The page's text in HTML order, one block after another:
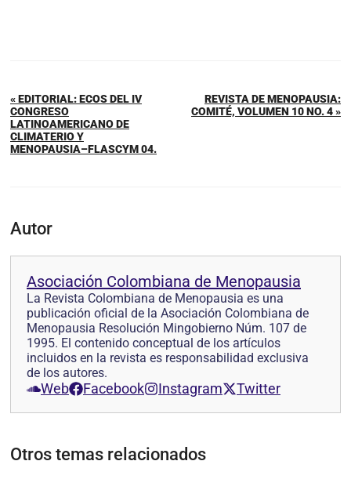
« EDITORIAL: ECOS DEL IV
CONGRESO
LATINOAMERICANO DE
CLIMATERIO Y
MENOPAUSIA–FLASCYM 04.
REVISTA DE MENOPAUSIA:
COMITÉ, VOLUMEN 10 NO. 4 »
Autor
Asociación Colombiana de Menopausia
La Revista Colombiana de Menopausia es una
publicación oficial de la Asociación Colombiana de
Menopausia Resolución Mingobierno Núm. 107 de
1995. El contenido conceptual de los artículos
incluidos en la revista es responsabilidad exclusiva
de los autores.
Web Facebook Instagram Twitter
Otros temas relacionados